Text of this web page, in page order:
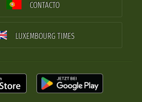
CONTACTO
LUXEMBOURG TIMES